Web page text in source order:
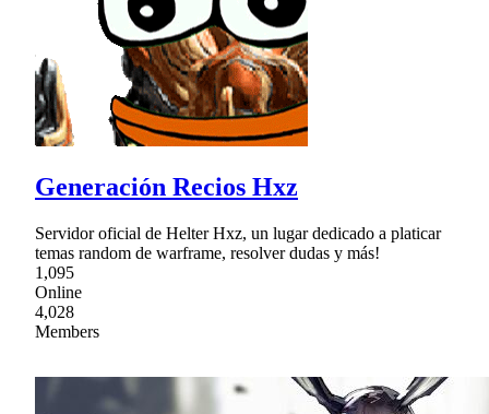
Generación Recios Hxz
Servidor oficial de Helter Hxz, un lugar dedicado a platicar
temas random de warframe, resolver dudas y más!
1,095
Online
4,028
Members